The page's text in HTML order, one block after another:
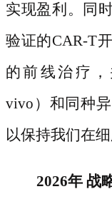
实现盈利。同
验证的CAR-T
的前线治疗
vivo）和同种异
以保持我们在
2026年 战